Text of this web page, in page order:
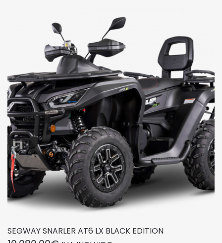
SEGWAY SNARLER AT6 LX BLACK EDITION